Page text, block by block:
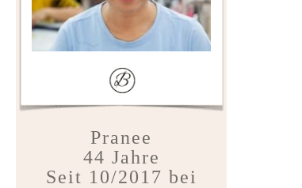
Pranee
44 Jahre
Seit 10/2017 bei